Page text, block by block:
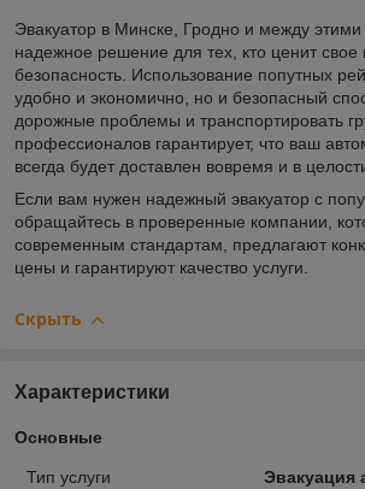
Эвакуатор в Минске, Гродно и между
надежное решение для тех, кто ценит свое
безопасность. Использование попутных
удобно и экономично, но и безопасный
дорожные проблемы и транспортировать
профессионалов гарантирует, что ваш
всегда будет доставлен вовремя и в
Если вам нужен надежный эвакуатор с
обращайтесь в проверенные компании,
современным стандартам, предлагают
цены и гарантируют качество услуги.
Скрыть
Характеристики
Основные
Тип услуги
Эвакуация